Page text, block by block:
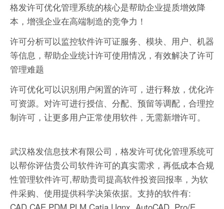
格发许可优化管理系统的核心是帮助企业提质增效降
本，增强企业在高端制造的竞争力！
许可分析可以监控软件许可证服务、模块、用户、机器
等信息，帮助企业统计许可使用情况，有效解决了许可
管理难题
许可优化可以识别用户闲置的许可，进行释放，优化许
可资源。对许可进行授信、分配、预留等调配，合理控
制许可，让更多用户正常使用软件，无需新增许可。
武汉格发信息技术有限公司，格发许可优化管理系统可
以帮你评估贵公司软件许可的真实需求，再低成本合规
性管理软件许可,帮助贵司提高软件投资回报率，为软
件采购、使用提供科学决策依据。支持的软件有: